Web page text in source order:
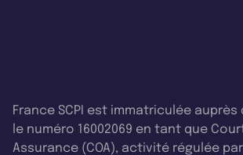
France SCPI est immatriculée auprès
le numéro 16002069 en tant que
Assurance (COA), activité régulée par